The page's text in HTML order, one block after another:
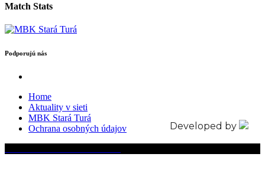
Match Stats
Podporujú nás
Home
Aktuality v sieti
MBK Stará Turá
Ochrana osobných údajov
Developed by